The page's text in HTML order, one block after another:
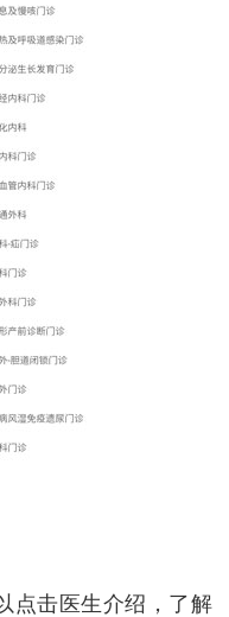
点击医生介绍，了解